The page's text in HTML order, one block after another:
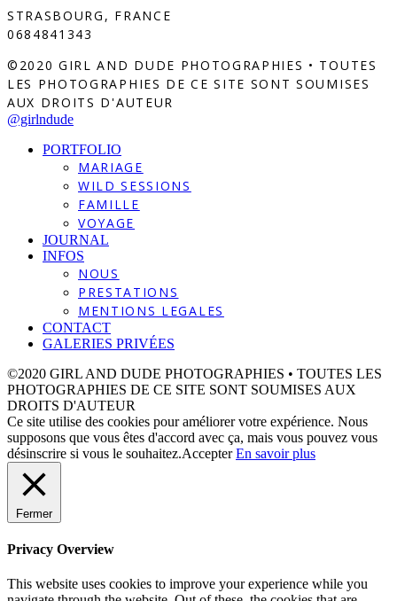
STRASBOURG, FRANCE
0684841343
©2020 GIRL AND DUDE PHOTOGRAPHIES • TOUTES
LES PHOTOGRAPHIES DE CE SITE SONT SOUMISES
AUX DROITS D'AUTEUR
@girlndude
PORTFOLIO
MARIAGE
WILD SESSIONS
FAMILLE
VOYAGE
JOURNAL
INFOS
NOUS
PRESTATIONS
MENTIONS LEGALES
CONTACT
GALERIES PRIVÉES
©2020 GIRL AND DUDE PHOTOGRAPHIES • TOUTES LES
PHOTOGRAPHIES DE CE SITE SONT SOUMISES AUX
DROITS D'AUTEUR
Ce site utilise des cookies pour améliorer votre expérience. Nous
supposons que vous êtes d'accord avec ça, mais vous pouvez vous
désinscrire si vous le souhaitez.Accepter En savoir plus
Fermer
Privacy Overview
This website uses cookies to improve your experience while you